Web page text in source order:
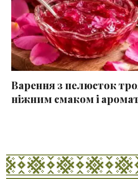
Варення з пелюсток
ніжним смаком і